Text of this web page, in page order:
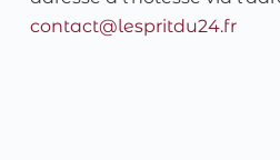
contact@lespritdu24.fr